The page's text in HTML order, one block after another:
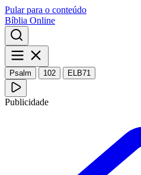
Pular para o conteúdo
Bíblia Online
Psalm 102 ELB71
Publicidade